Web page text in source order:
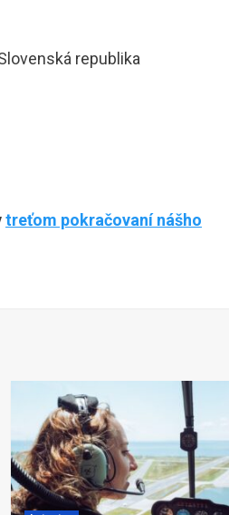
republika
treťom pokračovaní nášho